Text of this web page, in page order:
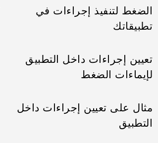
الضغط لتنفيذ إجراءات في
تطبيقاتك
تعيين إجراءات داخل التطبيق
لإيماءات الضغط
مثال على تعيين إجراءات داخل
التطبيق